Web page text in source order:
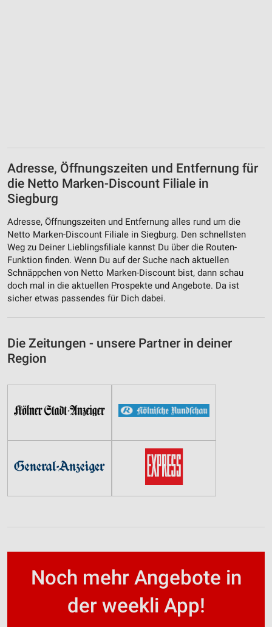
Adresse, Öffnungszeiten und Entfernung für
die Netto Marken-Discount Filiale in
Siegburg
Adresse, Öffnungszeiten und Entfernung alles rund um die
Netto Marken-Discount Filiale in Siegburg. Den schnellsten
Weg zu Deiner Lieblingsfiliale kannst Du über die Routen-
Funktion finden. Wenn Du auf der Suche nach aktuellen
Schnäppchen von Netto Marken-Discount bist, dann schau
doch mal in die aktuellen Prospekte und Angebote. Da ist
sicher etwas passendes für Dich dabei.
Die Zeitungen - unsere Partner in deiner
Region
Noch mehr Angebote in
der weekli App!